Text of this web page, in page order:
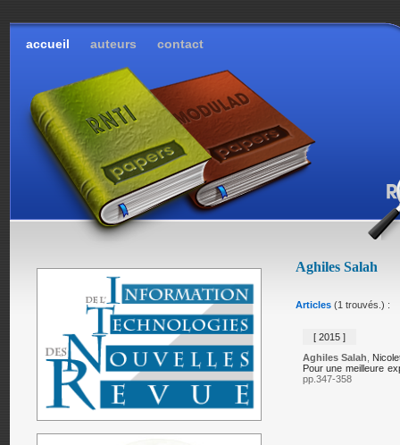
accueil auteurs contact
Aghiles Salah
Articles (1 trouvés.) :
[ 2015 ]
Aghiles Salah
Pour une meilleure
pp.347-358